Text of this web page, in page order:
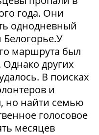
года. Они
однодневный
Белогорье.У
маршрута был
других
В поисках
и
но найти семью
голосовое
месяцев